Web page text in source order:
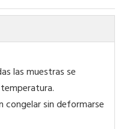
las muestras se
congelar sin deformarse